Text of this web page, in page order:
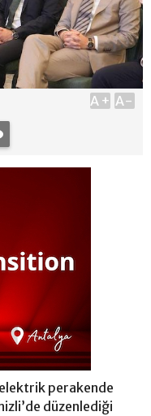
A+ A-
perakende
düzenlediği